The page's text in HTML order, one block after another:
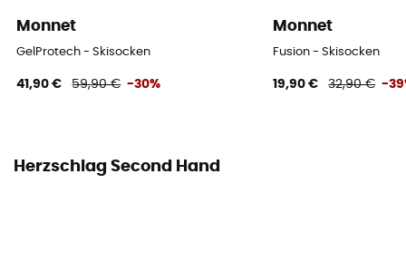
Monnet
GelProtech - Skisocken
41,90 € 59,90 € -30%
Monnet
Fusion - Skisocken
19,90 € 32,90 € -
Herzschlag Second Hand